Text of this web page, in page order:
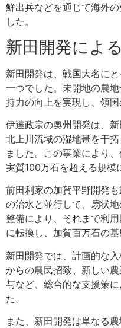
鮮出兵などを通じて海外
した。
新田開発によ
新田開発は、戦国大名に
一つでした。未開地の農
持力の向上を実現し、領国
伊達政宗の奥州開発は、
北上川流域の湿地帯を干
ました。この事業により
実質100万石を超える規模
前田利家の加賀平野開発
の治水と並行して、扇状
整備により、それまで利
に転換し、加賀百万石の基
新田開発では、計画的な
からの農民招致、新しい
与など、総合的な支援策
た。
また、新田開発は単なる